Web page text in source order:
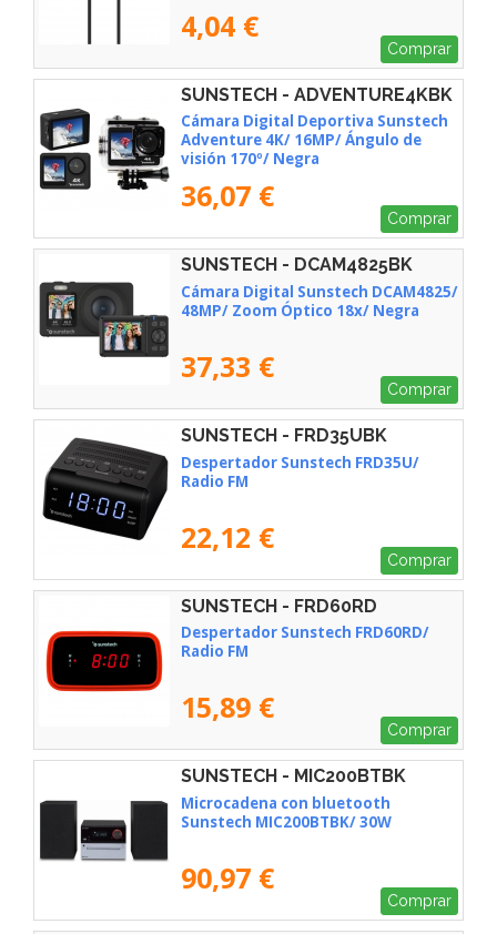
4,04 €
Comprar
SUNSTECH - ADVENTURE4KBK
Cámara Digital Deportiva Sunstech
Adventure 4K/ 16MP/ Ángulo de
visión 170º/ Negra
36,07 €
Comprar
SUNSTECH - DCAM4825BK
Cámara Digital Sunstech DCAM4825/
48MP/ Zoom Óptico 18x/ Negra
37,33 €
Comprar
SUNSTECH - FRD35UBK
Despertador Sunstech FRD35U/
Radio FM
22,12 €
Comprar
SUNSTECH - FRD60RD
Despertador Sunstech FRD60RD/
Radio FM
15,89 €
Comprar
SUNSTECH - MIC200BTBK
Microcadena con bluetooth
Sunstech MIC200BTBK/ 30W
90,97 €
Comprar